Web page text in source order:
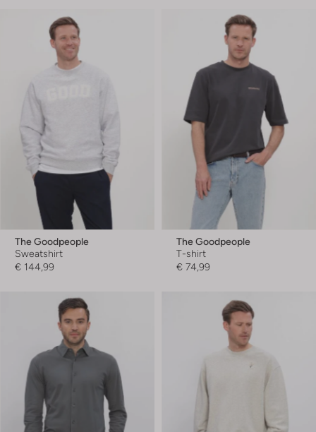
The Goodpeople
Sweatshirt
€ 144,99
The Goodpeople
T-shirt
€ 74,99